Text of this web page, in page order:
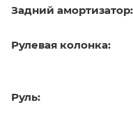
Задний амортизатор:
Рулевая колонка:
Руль: